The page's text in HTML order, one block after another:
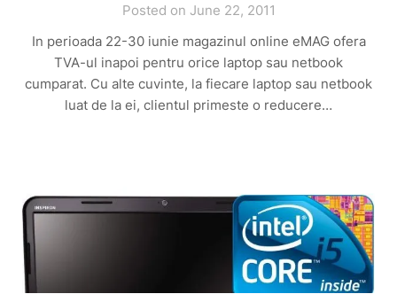
Posted on June 22, 2011
In perioada 22-30 iunie magazinul online eMAG ofera
TVA-ul inapoi pentru orice laptop sau netbook
cumparat. Cu alte cuvinte, la fiecare laptop sau netbook
luat de la ei, clientul primeste o reducere…